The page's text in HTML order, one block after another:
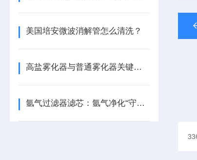
美国培安微波消解管怎么清洗？
高盐雾化器与普通雾化器关键差异解析
氩气过滤器滤芯：氩气净化“守门人”，保障精密工艺品质